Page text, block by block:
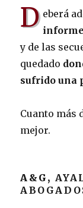
D eberá
y de las
quedado
sufrido una
Cuanto más
mejor.
A&G,